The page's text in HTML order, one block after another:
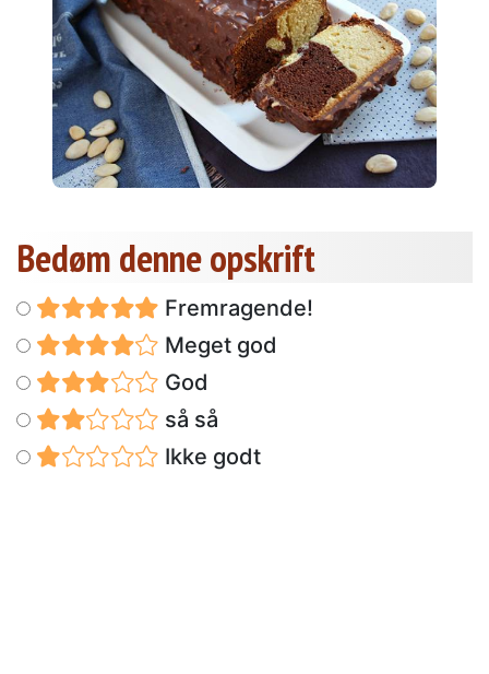
Bedøm denne opskrift
Fremragende!
Meget god
God
så så
Ikke godt